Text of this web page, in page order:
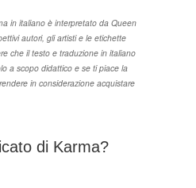
in italiano è interpretato da Queen
autori, gli artisti e le etichette
che il testo e traduzione in italiano
a scopo didattico e se ti piace la
in considerazione acquistare
di Karma?